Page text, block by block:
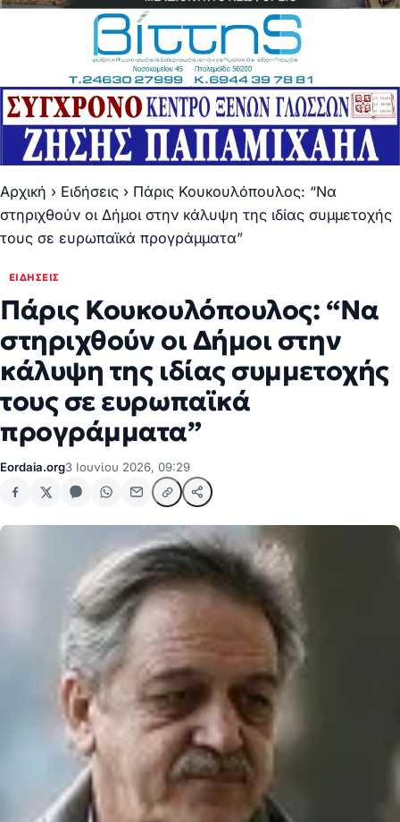
Αρχική › Ειδήσεις › Πάρις Κουκουλόπουλος: “Να
στηριχθούν οι Δήμοι στην κάλυψη της ιδίας συμμετοχής
τους σε ευρωπαϊκά προγράμματα”
ΕΙΔΉΣΕΙΣ
Πάρις Κουκουλόπουλος: “Να
στηριχθούν οι Δήμοι στην
κάλυψη της ιδίας συμμετοχής
τους σε ευρωπαϊκά
προγράμματα”
Eordaia.org3 Ιουνίου 2026, 09:29